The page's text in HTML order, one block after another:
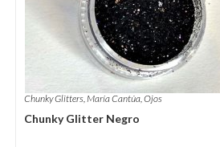
Chunky Glitters,María Cantúa,Ojos
Chunky Glitter Negro